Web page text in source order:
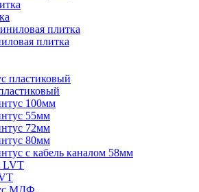
плитка
100мм
55мм
72мм
80мм
с кабель каналом 58мм